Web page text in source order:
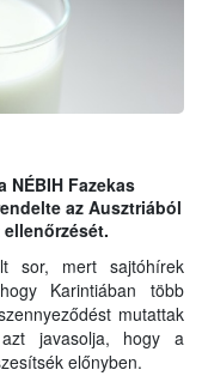
NÉBIH Fazekas
az Ausztriából
sor, mert sajtóhírek
Karintiában több
mutattak
javasolja, hogy a
előnyben.